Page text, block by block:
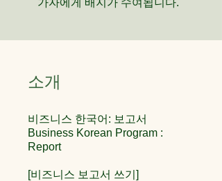
가자에게 배지가 수여됩니다.
소개
비즈니스 한국어: 보고서
Business Korean Program :
Report
[비즈니스 보고서 쓰기]